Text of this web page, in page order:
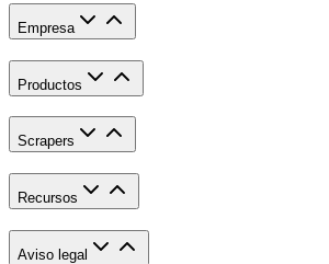
Empresa
Productos
Scrapers
Recursos
Aviso legal